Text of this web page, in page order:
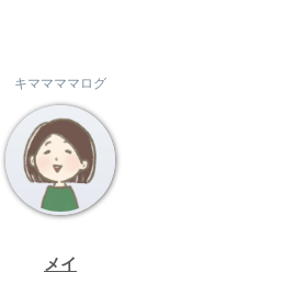
キママママログ
メイ